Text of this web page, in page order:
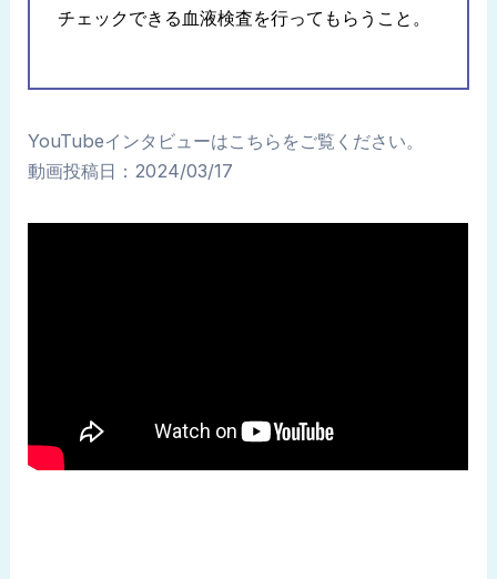
チェックできる血液検査を行ってもらうこと。
YouTubeインタビューはこちらをご覧ください。
動画投稿日：2024/03/17